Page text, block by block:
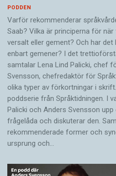
PODDEN
Varför rekommenderar
Saab? Vilka är principerna för
versalt eller gement? Och har
enbart gemener? I det
samtalar Lena Lind Palicki, chef
Svensson, chefredaktör för
olika typer av förkortningar i
poddserie från Språktidningen. I
Palicki och Anders Svensson
frågelåda och diskuterar den.
rekommenderade former och
ursprung och…